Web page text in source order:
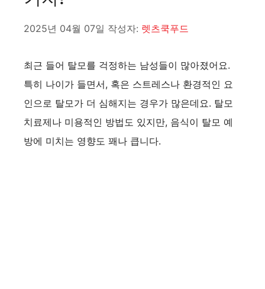
2025년 04월 07일 작성자: 렛츠쿡푸드
최근 들어 탈모를 걱정하는 남성들이 많아졌어요.
특히 나이가 들면서, 혹은 스트레스나 환경적인 요
인으로 탈모가 더 심해지는 경우가 많은데요. 탈모
치료제나 미용적인 방법도 있지만, 음식이 탈모 예
방에 미치는 영향도 꽤나 큽니다.